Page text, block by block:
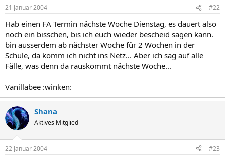
21 Januar 2004 #22
Hab einen FA Termin nächste Woche Dienstag, es dauert also
noch ein bisschen, bis ich euch wieder bescheid sagen kann.
bin ausserdem ab nächster Woche für 2 Wochen in der
Schule, da komm ich nicht ins Netz... Aber ich sag auf alle
Fälle, was denn da rauskommt nächste Woche...
Vanillabee :winken:
Shana
Aktives Mitglied
22 Januar 2004 #23